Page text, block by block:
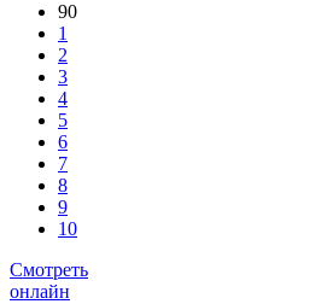
90
1
2
3
4
5
6
7
8
9
10
Смотреть
онлайн